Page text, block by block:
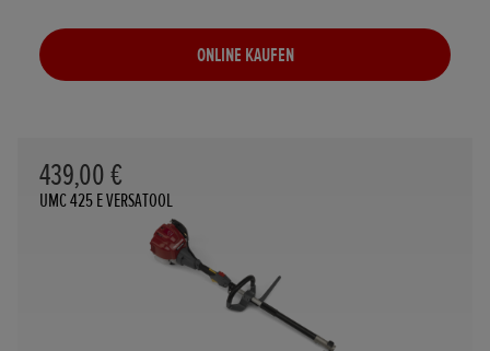
ONLINE KAUFEN
439,00 €
UMC 425 E VERSATOOL